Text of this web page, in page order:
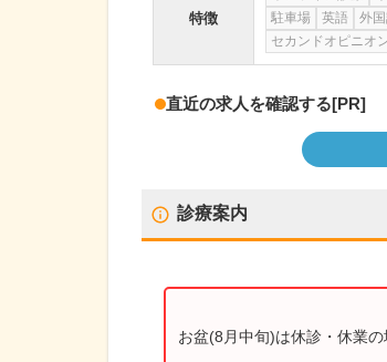
特徴
駐車場
英語 外
セカンドオピニオ
直近の求人を確認する[PR]
診療案内
お盆(8月中旬)は休診・休業